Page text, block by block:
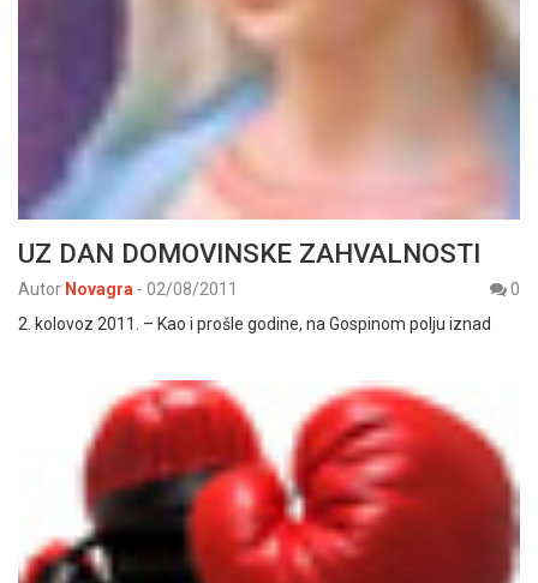
UZ DAN DOMOVINSKE ZAHVALNOSTI
Autor Novagra - 02/08/2011
0
2. kolovoz 2011. – Kao i prošle godine, na Gospinom polju iznad